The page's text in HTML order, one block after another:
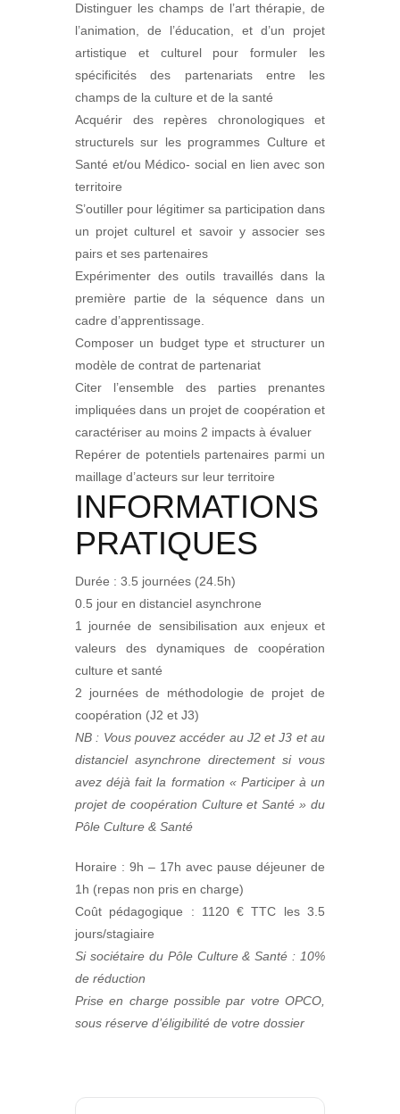
Distinguer les champs de l’art thérapie, de
l’animation, de l’éducation, et d’un projet
artistique et culturel pour formuler les
spécificités des partenariats entre les
champs de la culture et de la santé
Acquérir des repères chronologiques et
structurels sur les programmes Culture et
Santé et/ou Médico- social en lien avec son
territoire
S’outiller pour légitimer sa participation dans
un projet culturel et savoir y associer ses
pairs et ses partenaires
Expérimenter des outils travaillés dans la
première partie de la séquence dans un
cadre d’apprentissage.
Composer un budget type et structurer un
modèle de contrat de partenariat
Citer l’ensemble des parties prenantes
impliquées dans un projet de coopération et
caractériser au moins 2 impacts à évaluer
Repérer de potentiels partenaires parmi un
maillage d’acteurs sur leur territoire
INFORMATIONS
PRATIQUES
Durée : 3.5 journées (24.5h)
0.5 jour en distanciel asynchrone
1 journée de sensibilisation aux enjeux et
valeurs des dynamiques de coopération
culture et santé
2 journées de méthodologie de projet de
coopération (J2 et J3)
NB : Vous pouvez accéder au J2 et J3 et au
distanciel asynchrone directement si vous
avez déjà fait la formation « Participer à un
projet de coopération Culture et Santé » du
Pôle Culture & Santé
Horaire : 9h – 17h avec pause déjeuner de
1h (repas non pris en charge)
Coût pédagogique : 1120 € TTC les 3.5
jours/stagiaire
Si sociétaire du Pôle Culture & Santé : 10%
de réduction
Prise en charge possible par votre OPCO,
sous réserve d’éligibilité de votre dossier